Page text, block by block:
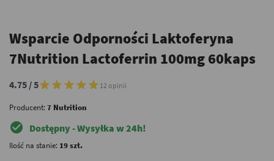
Wsparcie Odporności Laktoferyna
7Nutrition Lactoferrin 100mg 60kaps
4.75 / 5 12 opinii
Producent:7 Nutrition
check_circle Dostępny - Wysyłka w 24h!
Ilość na stanie: 19 szt.